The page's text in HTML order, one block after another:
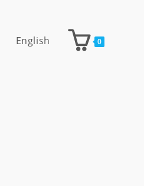
English 0